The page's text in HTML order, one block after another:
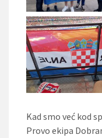
Kad smo već kod
Provo ekipa